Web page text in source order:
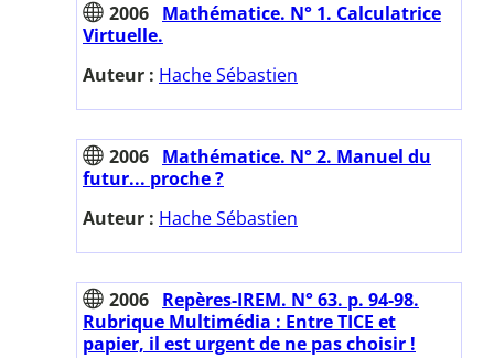
2006 Mathématice. N° 1. Calculatrice
Virtuelle.
Auteur : Hache Sébastien
2006 Mathématice. N° 2. Manuel du
futur... proche ?
Auteur : Hache Sébastien
2006 Repères-IREM. N° 63. p. 94-98.
Rubrique Multimédia : Entre TICE et
papier, il est urgent de ne pas choisir !